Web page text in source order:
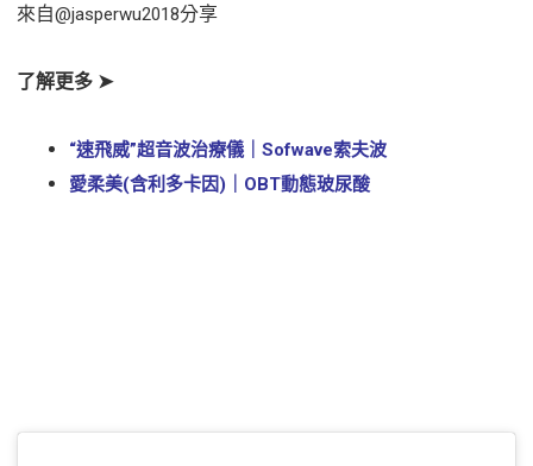
來自@jasperwu2018分享
了解更多 ➤
“速飛威”超音波治療儀｜Sofwave索夫波
愛柔美(含利多卡因)｜OBT動態玻尿酸